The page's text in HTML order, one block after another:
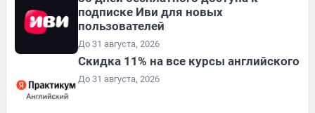
подписке Иви для новых
пользователей
До 31 августа, 2026
Скидка 11% на все курсы английского
До 31 августа, 2026